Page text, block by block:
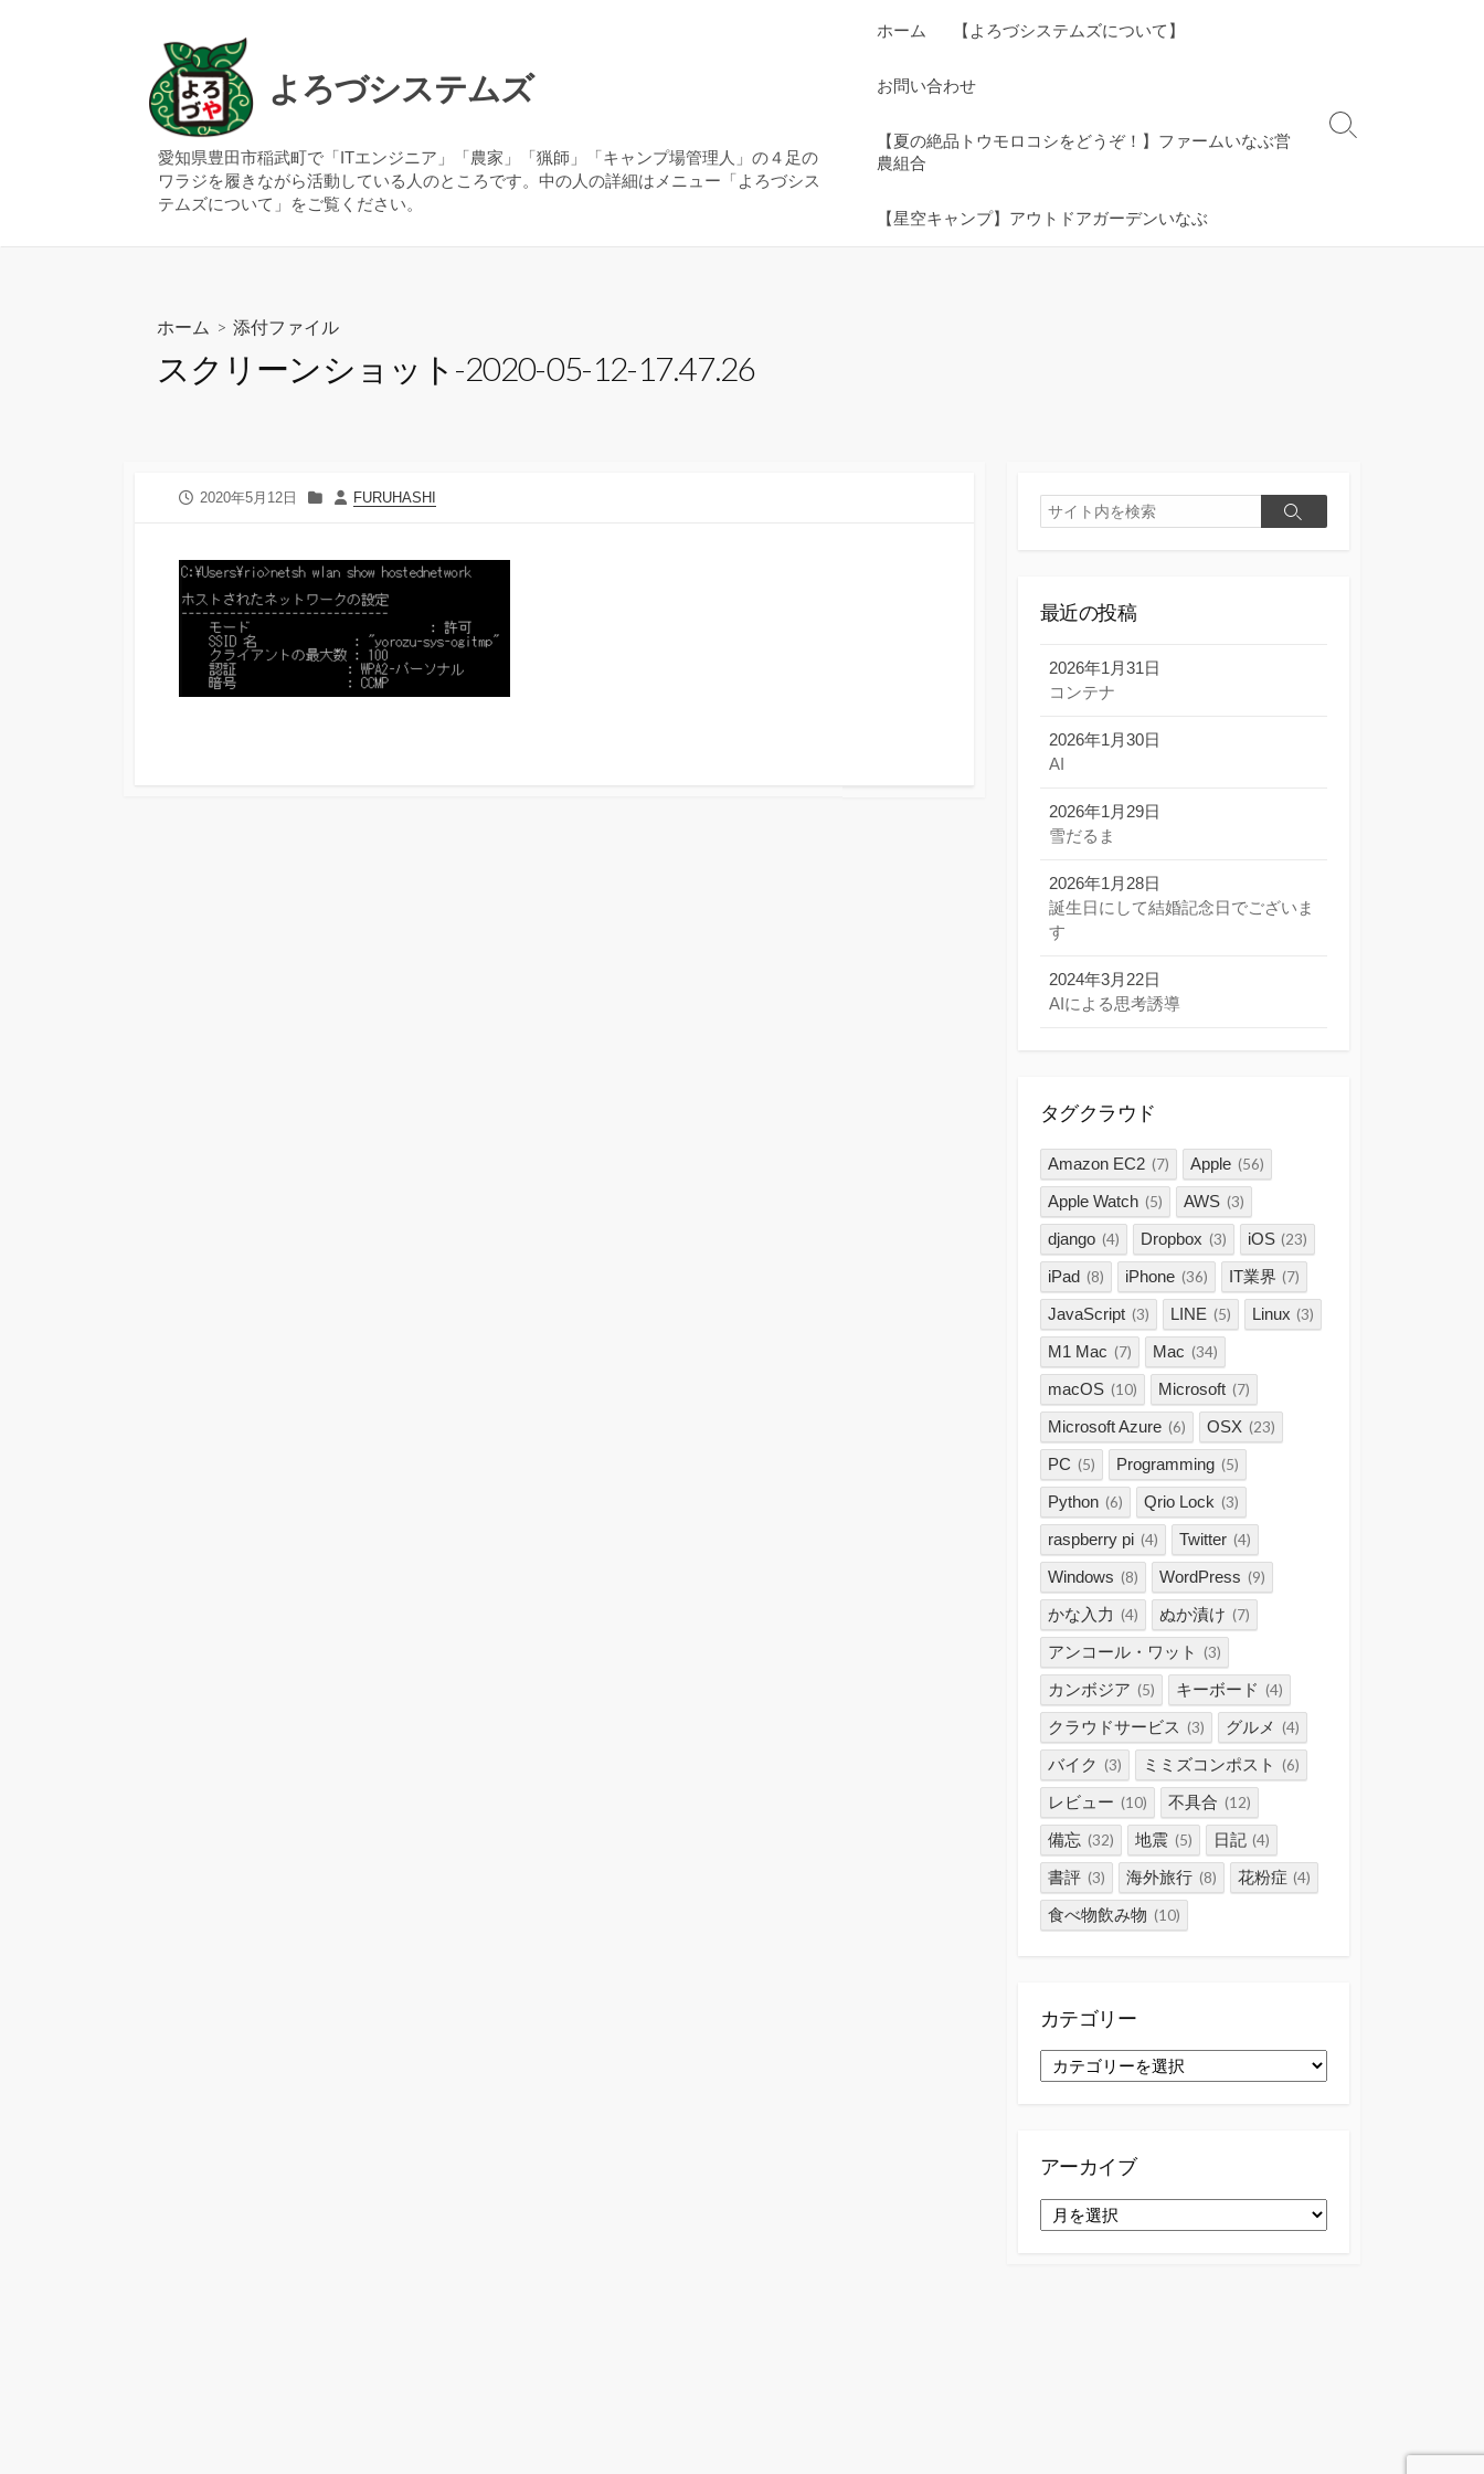
ッ
よろづシステムズ
愛知県豊田市稲武町で「ITエンジニア」「農家」「猟師」「キャンプ場管理人」の４足の
ワラジを履きながら活動している人のところです。中の人の詳細はメニュー「よろづシス
テムズについて」をご覧ください。
ホーム 【よろづシステムズについて】
お問い合わせ
【夏の絶品トウモロコシをどうぞ！】ファームいなぶ営
農組合
【星空キャンプ】アウトドアガーデンいなぶ
検
ホーム > 添付ファイル
スクリーンショット-2020-05-12-17.47.26
公
2020年5月12日
カ
リ
投
FURUHASHI
検
索
検
最近の投稿
2026年1月31日
コンテナ
2026年1月30日
AI
2026年1月29日
雪だるま
2026年1月28日
誕生日にして結婚記念日でございま
す
2024年3月22日
AIによる思考誘導
タグクラウド
Amazon EC2 (7) Apple (56)
Apple Watch (5) AWS (3)
django (4) Dropbox (3) iOS (23)
iPad (8) iPhone (36) IT業界 (7)
JavaScript (3) LINE (5) Linux (3)
M1 Mac (7) Mac (34)
macOS (10) Microsoft (7)
Microsoft Azure (6) OSX (23)
PC (5) Programming (5)
Python (6) Qrio Lock (3)
raspberry pi (4) Twitter (4)
Windows (8) WordPress (9)
かな入力 (4) ぬか漬け (7)
アンコール・ワット (3)
カンボジア (5) キーボード (4)
クラウドサービス (3) グルメ (4)
バイク (3) ミミズコンポスト (6)
レビュー (10) 不具合 (12)
備忘 (32) 地震 (5) 日記 (4)
書評 (3) 海外旅行 (8) 花粉症 (4)
食べ物飲み物 (10)
カテゴリー
カ
テ
アーカイブ
ー